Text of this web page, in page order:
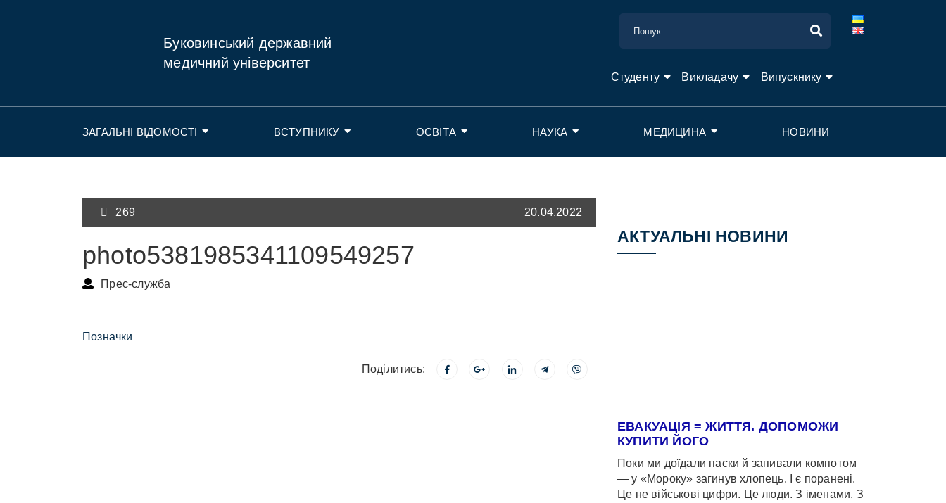
Буковинський державний
медичний університет
Студенту Викладачу Випускнику
ЗАГАЛЬНІ ВІДОМОСТІ ВСТУПНИКУ ОСВІТА НАУКА МЕДИЦИНА НОВИНИ
269 20.04.2022
photo5381985341109549257
Прес-служба
Позначки
Поділитись:
АКТУАЛЬНІ НОВИНИ
ЕВАКУАЦІЯ = ЖИТТЯ. ДОПОМОЖИ
КУПИТИ ЙОГО
Поки ми доїдали паски й запивали компотом
— у «Мороку» загинув хлопець. І є поранені.
Це не військові цифри. Це люди. З іменами. З